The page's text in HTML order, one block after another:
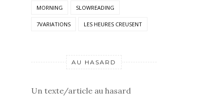
MORNING SLOWREADING
7VARIATIONS LES HEURES CREUSENT
AU HASARD
Un texte/article au hasard